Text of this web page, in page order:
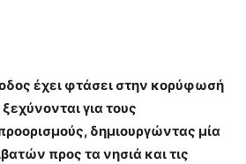
έχει φτάσει στην κορύφωσή
ξεχύνονται για τους
δημιουργώντας μία
προς τα νησιά και τις